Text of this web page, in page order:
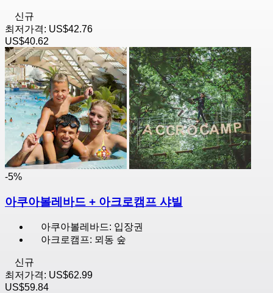
신규
최저가격: US$42.76
US$40.62
-5%
아쿠아볼레바드 + 아크로캠프 샤빌
아쿠아볼레바드: 입장권
아크로캠프: 뫼동 숲
신규
최저가격: US$62.99
US$59.84